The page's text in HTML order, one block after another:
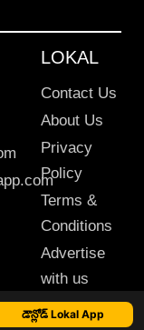
డౌన్లోడ్ Lokal App
LOKAL
Contact Us
About Us
Privacy
Policy
Terms &
Conditions
Advertise
with us
Sitemap
reserved.